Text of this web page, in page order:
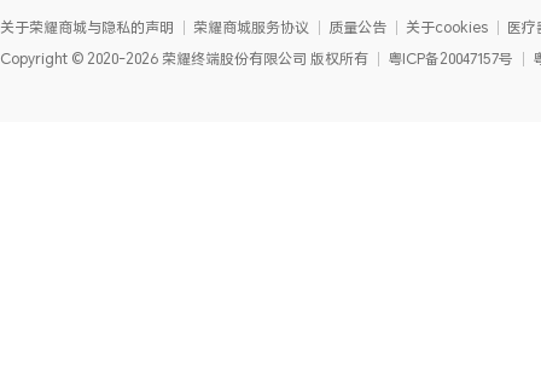
关于荣耀商城与隐私的声明 荣耀商城服务协议 质量公告 关于cookies
医疗
Copyright © 2020-2026 荣耀终端股份有限公司 版权所有 粤ICP备20047157号